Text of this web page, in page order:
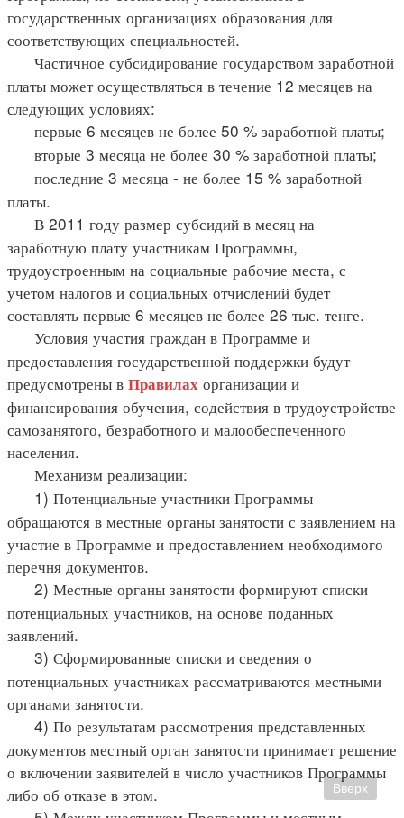
государственных организациях образования для
соответствующих специальностей.
Частичное субсидирование государством заработной
платы может осуществляться в течение 12 месяцев на
следующих условиях:
первые 6 месяцев не более 50 % заработной платы;
вторые 3 месяца не более 30 % заработной платы;
последние 3 месяца - не более 15 % заработной
платы.
В 2011 году размер субсидий в месяц на
заработную плату участникам Программы,
трудоустроенным на социальные рабочие места, с
учетом налогов и социальных отчислений будет
составлять первые 6 месяцев не более 26 тыс. тенге.
Условия участия граждан в Программе и
предоставления государственной поддержки будут
предусмотрены в Правилах организации и
финансирования обучения, содействия в трудоустройстве
самозанятого, безработного и малообеспеченного
населения.
Механизм реализации:
1) Потенциальные участники Программы
обращаются в местные органы занятости с заявлением на
участие в Программе и предоставлением необходимого
перечня документов.
2) Местные органы занятости формируют списки
потенциальных участников, на основе поданных
заявлений.
3) Сформированные списки и сведения о
потенциальных участниках рассматриваются местными
органами занятости.
4) По результатам рассмотрения представленных
документов местный орган занятости принимает решение
о включении заявителей в число участников Программы
либо об отказе в этом.
Вверх